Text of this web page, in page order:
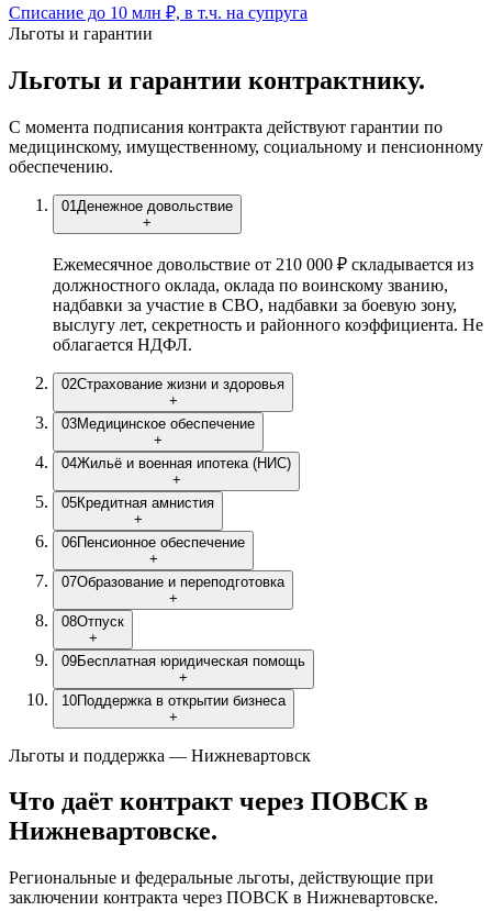
Списание до 10 млн ₽, в т.ч. на супруга
Льготы и гарантии
Льготы и гарантии контрактнику.
С момента подписания контракта действуют гарантии по
медицинскому, имущественному, социальному и пенсионному
обеспечению.
01 Денежное довольствие
+
Ежемесячное довольствие от 210 000 ₽ складывается из
должностного оклада, оклада по воинскому званию,
надбавки за участие в СВО, надбавки за боевую зону,
выслугу лет, секретность и районного коэффициента. Не
облагается НДФЛ.
02Страхование жизни и здоровья
+
03Медицинское обеспечение
+
04Жильё и военная ипотека (НИС)
+
05Кредитная амнистия
+
06Пенсионное обеспечение
+
07Образование и переподготовка
+
08Отпуск
+
09Бесплатная юридическая помощь
+
10Поддержка в открытии бизнеса
+
Льготы и поддержка — Нижневартовск
Что даёт контракт через ПОВСКв
Нижневартовске.
Региональные и федеральные льготы, действующие при
заключении контракта через ПОВСК в Нижневартовске.